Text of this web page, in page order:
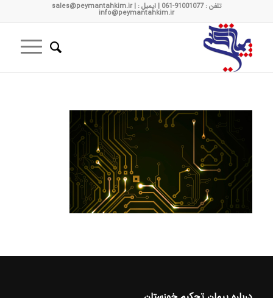
تلفن : 91001077-061 | ایمیل : sales@peymantahkim.ir |
info@peymantahkim.ir